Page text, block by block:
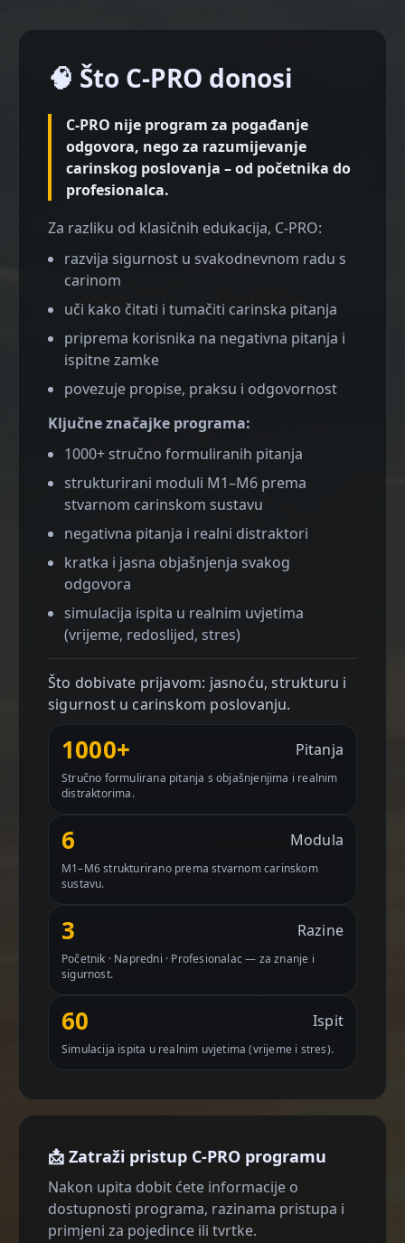
🧠 Što C-PRO donosi
C-PRO nije program za pogađanje
odgovora, nego za razumijevanje
carinskog poslovanja – od početnika do
profesionalca.
Za razliku od klasičnih edukacija, C-PRO:
razvija sigurnost u svakodnevnom radu s
carinom
uči kako čitati i tumačiti carinska pitanja
priprema korisnika na negativna pitanja i
ispitne zamke
povezuje propise, praksu i odgovornost
Ključne značajke programa:
1000+ stručno formuliranih pitanja
strukturirani moduli M1–M6 prema
stvarnom carinskom sustavu
negativna pitanja i realni distraktori
kratka i jasna objašnjenja svakog
odgovora
simulacija ispita u realnim uvjetima
(vrijeme, redoslijed, stres)
Što dobivate prijavom: jasnoću, strukturu i
sigurnost u carinskom poslovanju.
1000+ Pitanja
Stručno formulirana pitanja s objašnjenjima i realnim
distraktorima.
6 Modula
M1–M6 strukturirano prema stvarnom carinskom
sustavu.
3 Razine
Početnik · Napredni · Profesionalac — za znanje i
sigurnost.
60 Ispit
Simulacija ispita u realnim uvjetima (vrijeme i stres).
📩 Zatraži pristup C-PRO programu
Nakon upita dobit ćete informacije o
dostupnosti programa, razinama pristupa i
primjeni za pojedince ili tvrtke.